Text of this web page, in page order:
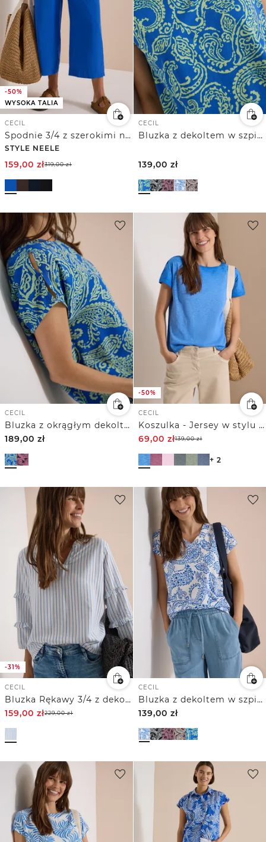
-50%
WYSOKA TALIA
CECIL
Spodnie 3/4 z szerokimi nogawkami o luźnym kroju Loose Fit
STYLE NEELE
159,00 zł319,00zł
CECIL
Bluzka z dekoltem w szpic i nadrukiem
139,00 zł
CECIL
Bluzka z okrągłym dekoltem i nadrukiem
189,00 zł
-50%
CECIL
Koszulka - Jersey w stylu garment dye
69,00 zł139,00zł
+ 2
-31%
CECIL
Bluzka Rękawy 3/4 z dekoltem typu split neck i falbankami
159,00 zł229,00zł
CECIL
Bluzka z dekoltem w szpic i nadrukiem
139,00 zł